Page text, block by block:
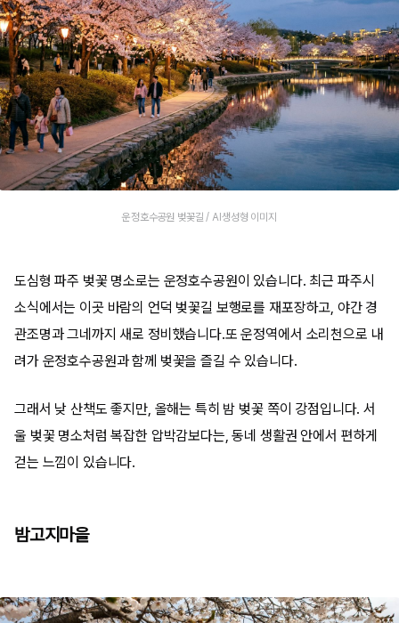
운정호수공원 벚꽃길 / AI생성형 이미지
도심형 파주 벚꽃 명소로는 운정호수공원이 있습니다. 최근 파주시
소식에서는 이곳 바람의 언덕 벚꽃길 보행로를 재포장하고, 야간 경
관조명과 그네까지 새로 정비했습니다.또 운정역에서 소리천으로 내
려가 운정호수공원과 함께 벚꽃을 즐길 수 있습니다.
그래서 낮 산책도 좋지만, 올해는 특히 밤 벚꽃 쪽이 강점입니다. 서
울 벚꽃 명소처럼 복잡한 압박감보다는, 동네 생활권 안에서 편하게
걷는 느낌이 있습니다.
밤고지마을